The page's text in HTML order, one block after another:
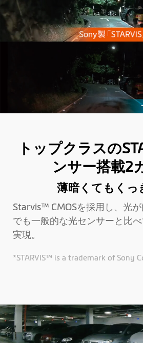
トップクラスの
ンサー搭載2
薄暗くてもくっ
Starvis™ CMOSを採用し、光
でも一般的な光センサーと比
実現。
*STARVIS™ is a trademark of Sony